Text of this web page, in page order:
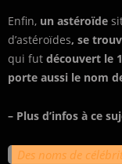
Enfin, un astéroïde
d’astéroïdes, se
qui fut découvert le
porte aussi le nom
– Plus d’infos à ce
Des noms de